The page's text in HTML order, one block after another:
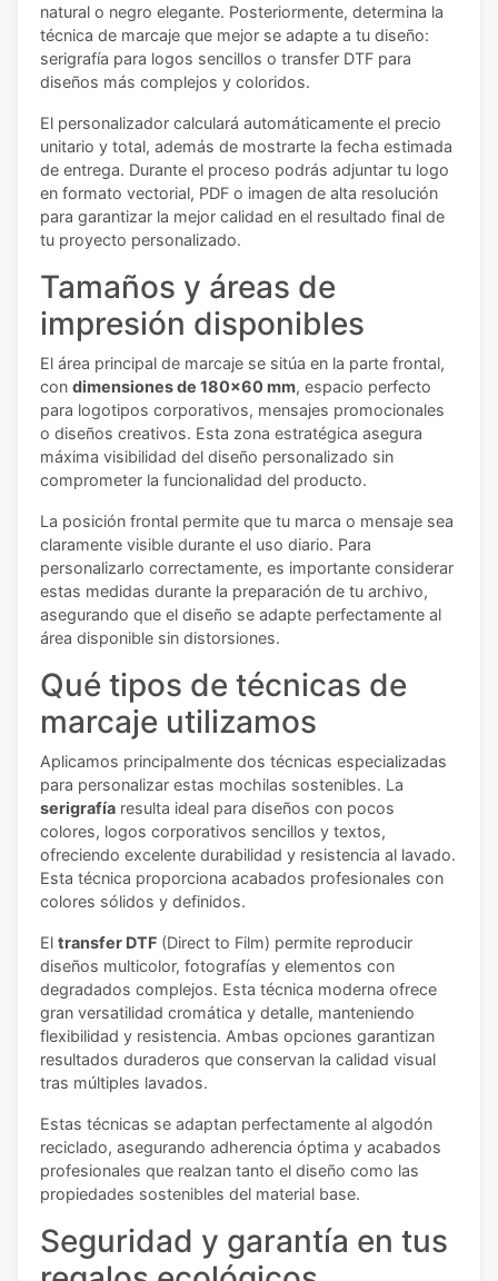
natural o negro elegante. Posteriormente, determina la
técnica de marcaje que mejor se adapte a tu diseño:
serigrafía para logos sencillos o transfer DTF para
diseños más complejos y coloridos.
El personalizador calculará automáticamente el precio
unitario y total, además de mostrarte la fecha estimada
de entrega. Durante el proceso podrás adjuntar tu logo
en formato vectorial, PDF o imagen de alta resolución
para garantizar la mejor calidad en el resultado final de
tu proyecto personalizado.
Tamaños y áreas de
impresión disponibles
El área principal de marcaje se sitúa en la parte frontal,
con dimensiones de 180x60 mm, espacio perfecto
para logotipos corporativos, mensajes promocionales
o diseños creativos. Esta zona estratégica asegura
máxima visibilidad del diseño personalizado sin
comprometer la funcionalidad del producto.
La posición frontal permite que tu marca o mensaje sea
claramente visible durante el uso diario. Para
personalizarlo correctamente, es importante considerar
estas medidas durante la preparación de tu archivo,
asegurando que el diseño se adapte perfectamente al
área disponible sin distorsiones.
Qué tipos de técnicas de
marcaje utilizamos
Aplicamos principalmente dos técnicas especializadas
para personalizar estas mochilas sostenibles. La
serigrafía resulta ideal para diseños con pocos
colores, logos corporativos sencillos y textos,
ofreciendo excelente durabilidad y resistencia al lavado.
Esta técnica proporciona acabados profesionales con
colores sólidos y definidos.
El transfer DTF (Direct to Film) permite reproducir
diseños multicolor, fotografías y elementos con
degradados complejos. Esta técnica moderna ofrece
gran versatilidad cromática y detalle, manteniendo
flexibilidad y resistencia. Ambas opciones garantizan
resultados duraderos que conservan la calidad visual
tras múltiples lavados.
Estas técnicas se adaptan perfectamente al algodón
reciclado, asegurando adherencia óptima y acabados
profesionales que realzan tanto el diseño como las
propiedades sostenibles del material base.
Seguridad y garantía en tus